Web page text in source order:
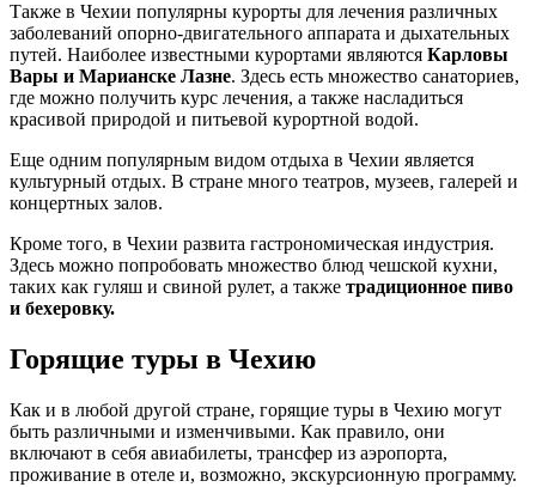
Также в Чехии популярны курорты для лечения различных
заболеваний опорно-двигательного аппарата и дыхательных
путей. Наиболее известными курортами являются Карловы
Вары и Марианске Лазне. Здесь есть множество санаториев,
где можно получить курс лечения, а также насладиться
красивой природой и питьевой курортной водой.
Еще одним популярным видом отдыха в Чехии является
культурный отдых. В стране много театров, музеев, галерей и
концертных залов.
Кроме того, в Чехии развита гастрономическая индустрия.
Здесь можно попробовать множество блюд чешской кухни,
таких как гуляш и свиной рулет, а также традиционное пиво
и бехеровку.
Горящие туры в Чехию
Как и в любой другой стране, горящие туры в Чехию могут
быть различными и изменчивыми. Как правило, они
включают в себя авиабилеты, трансфер из аэропорта,
проживание в отеле и, возможно, экскурсионную программу.